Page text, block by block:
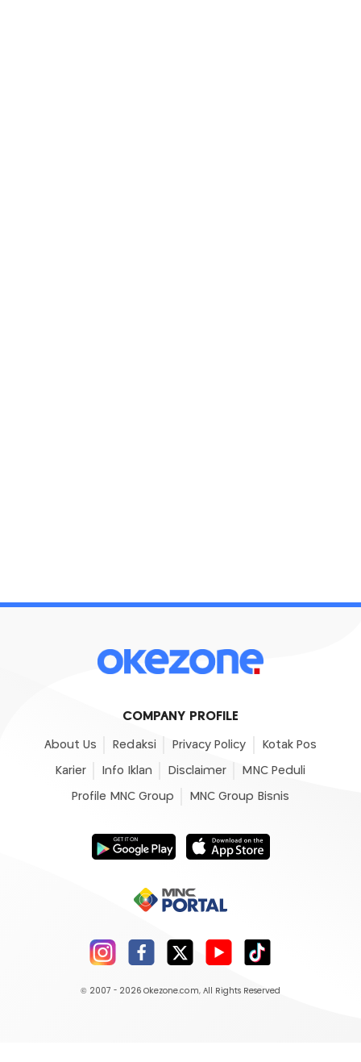
COMPANY PROFILE
About Us Redaksi Privacy Policy Kotak Pos
Karier Info Iklan Disclaimer MNC Peduli
Profile MNC Group MNC Group Bisnis
© 2007 - 2026 Okezone.com, All Rights Reserved